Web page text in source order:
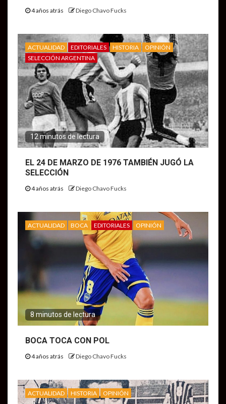
4 años atrás Diego Chavo Fucks
ACTUALIDAD EDITORIALES HISTORIA
OPINIÓN
SELECCIÓN ARGENTINA
12 minutos de lectura
EL 24 DE MARZO DE 1976 TAMBIÉN JUGÓ LA
SELECCIÓN
4 años atrás Diego Chavo Fucks
ACTUALIDAD BOCA EDITORIALES OPINIÓN
8 minutos de lectura
BOCA TOCA CON POL
4 años atrás Diego Chavo Fucks
ACTUALIDAD HISTORIA OPINIÓN